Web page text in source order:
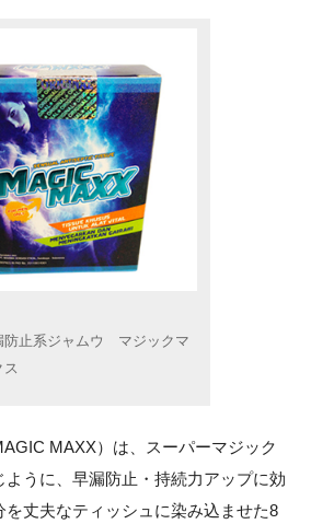
防止系ジャムウ マジックマ
ス
MAXX）は、スーパーマジック
ように、早漏防止・持続力アップに効
丈夫なティッシュに染み込ませた8